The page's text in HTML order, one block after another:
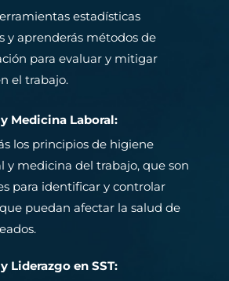
estadísticas
y aprenderás métodos de
para evaluar y mitigar
el trabajo.
Medicina Laboral:
los principios de higiene
y medicina del trabajo, que son
para identificar y controlar
puedan afectar la salud de
Liderazgo en SST: